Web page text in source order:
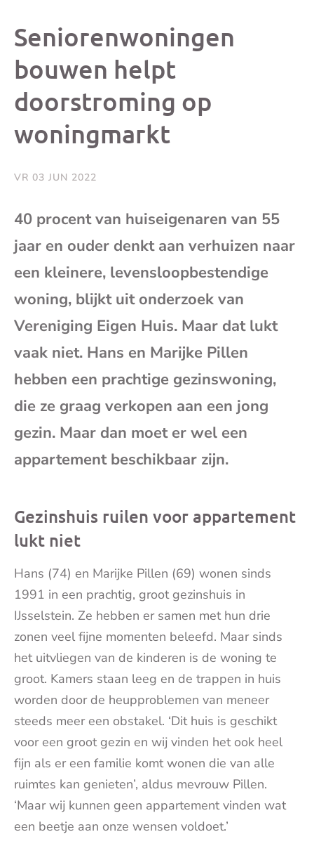
op
je
Seniorenwoningen
bouwen helpt
doorstroming op
woningmarkt
VR 03 JUN 2022
40 procent van huiseigenaren van 55
jaar en ouder denkt aan verhuizen naar
een kleinere, levensloopbestendige
woning, blijkt uit onderzoek van
Vereniging Eigen Huis. Maar dat lukt
vaak niet. Hans en Marijke Pillen
hebben een prachtige gezinswoning,
die ze graag verkopen aan een jong
gezin. Maar dan moet er wel een
appartement beschikbaar zijn.
Gezinshuis ruilen voor appartement
lukt niet
Hans (74) en Marijke Pillen (69) wonen sinds
1991 in een prachtig, groot gezinshuis in
IJsselstein. Ze hebben er samen met hun drie
zonen veel fijne momenten beleefd. Maar sinds
het uitvliegen van de kinderen is de woning te
groot. Kamers staan leeg en de trappen in huis
worden door de heupproblemen van meneer
steeds meer een obstakel. ‘Dit huis is geschikt
voor een groot gezin en wij vinden het ook heel
fijn als er een familie komt wonen die van alle
ruimtes kan genieten’, aldus mevrouw Pillen.
‘Maar wij kunnen geen appartement vinden wat
een beetje aan onze wensen voldoet.’